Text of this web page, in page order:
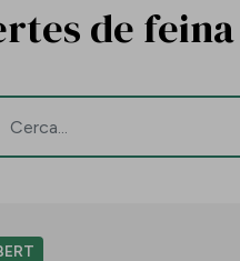
de feina
de cerca